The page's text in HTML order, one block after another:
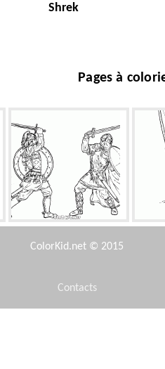
Shrek
Pages à
Des soldats combattent
ColorKid.net © 2015
Contacts